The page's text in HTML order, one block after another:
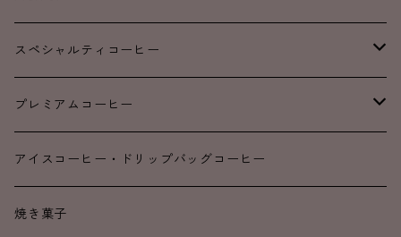
NEW
SALE
スペシャルティコーヒー
ブレンド
浅煎り
中煎り
プレミアムコーヒー
浅煎り
中煎り
アイスコーヒー・ドリップバッグコーヒー
焼き菓子